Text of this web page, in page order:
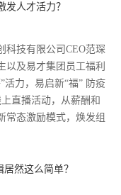
人才活力？
科技有限公司CEO范琛
以及易才集团员工福利
活力，易启新“福” 防疫
直播活动，从薪酬和
常态激励模式，焕发组
然这么简单？